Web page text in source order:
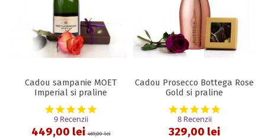
Cadou sampanie MOET
Imperial si praline
5.0 star rating
9 Recenzii
449,00 lei469,00 lei
Cadou Prosecco Bottega Rose
Gold si praline
5.0 star
8 Recenzii
329,00 lei